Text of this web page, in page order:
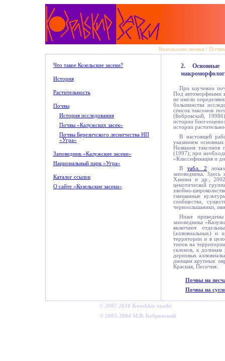
Козельские засеки/
Что такое Козельские засеки?
История
Растительность
Почвы
История исследования
Почвы «Калужских засек»
Почвы Березичского лесничества НП
«Угра»
Заповедник «Калужские засеки»
Национальный парк «Угра»
Каталог ссылок
О сайте «Козельские засеки»
2. Основные
При изучении
Под автоморфными
не имели
большинства
список таксонов
(Бобровский,
истории
истории
В настоящей
указанием
Названия таксонов
(1997); при
«Классификация и
В табл. 2
заповедника.
Ханина и др.,
ценотической
хвойно-
смешанные
сообщества,
черноольшаники,
Ниже приведены
заповедника
включают
(аллювиальных) и
территории и в
типов на
склонов, к долинам
дерновых
днищам крупных
Красная, Песочня.
Почвы на
Почвы на
© 2007 2010 Kozelskie zaseki
© 2003-2004 М.В. Бобровский